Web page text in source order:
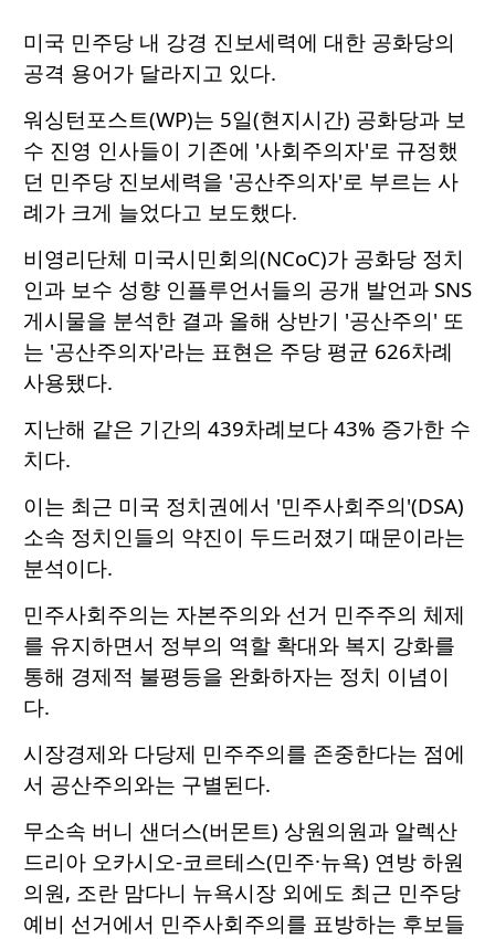
미국 민주당 내 강경 진보세력에 대한 공화당의
공격 용어가 달라지고 있다.
워싱턴포스트(WP)는 5일(현지시간) 공화당과 보
수 진영 인사들이 기존에 '사회주의자'로 규정했
던 민주당 진보세력을 '공산주의자'로 부르는 사
례가 크게 늘었다고 보도했다.
비영리단체 미국시민회의(NCoC)가 공화당 정치
인과 보수 성향 인플루언서들의 공개 발언과 SNS
게시물을 분석한 결과 올해 상반기 '공산주의' 또
는 '공산주의자'라는 표현은 주당 평균 626차례
사용됐다.
지난해 같은 기간의 439차례보다 43% 증가한 수
치다.
이는 최근 미국 정치권에서 '민주사회주의'(DSA)
소속 정치인들의 약진이 두드러졌기 때문이라는
분석이다.
민주사회주의는 자본주의와 선거 민주주의 체제
를 유지하면서 정부의 역할 확대와 복지 강화를
통해 경제적 불평등을 완화하자는 정치 이념이
다.
시장경제와 다당제 민주주의를 존중한다는 점에
서 공산주의와는 구별된다.
무소속 버니 샌더스(버몬트) 상원의원과 알렉산
드리아 오카시오-코르테스(민주·뉴욕) 연방 하원
의원, 조란 맘다니 뉴욕시장 외에도 최근 민주당
예비 선거에서 민주사회주의를 표방하는 후보들